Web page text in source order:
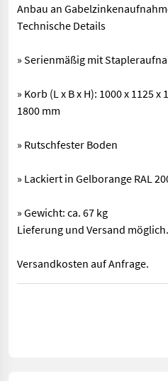
Anbau an
Technische Details
» Serienmäßig mit
» Korb (L x B x H): 1000 x 1125
1800 mm
» Rutschfester Boden
» Lackiert in Gelborange RAL
» Gewicht: ca. 67 kg
Lieferung und Versand möglich.
Versandkosten auf Anfrage.
Neue Arbeitsbühne Fliegl